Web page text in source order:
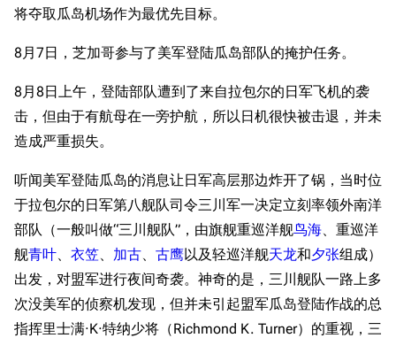
将夺取瓜岛机场作为最优先目标。
8月7日，芝加哥参与了美军登陆瓜岛部队的掩护任务。
8月8日上午，登陆部队遭到了来自拉包尔的日军飞机的袭
击，但由于有航母在一旁护航，所以日机很快被击退，并未
造成严重损失。
听闻美军登陆瓜岛的消息让日军高层那边炸开了锅，当时位
于拉包尔的日军第八舰队司令三川军一决定立刻率领外南洋
部队（一般叫做“三川舰队”，由旗舰重巡洋舰鸟海、重巡洋
舰青叶、 衣笠、 加古、 古鹰以及轻巡洋舰天龙和夕张组成）
出发，对盟军进行夜间奇袭。神奇的是，三川舰队一路上多
次没美军的侦察机发现，但并未引起盟军瓜岛登陆作战的总
指挥里士满·K·特纳少将（Richmond K. Turner）的重视，三